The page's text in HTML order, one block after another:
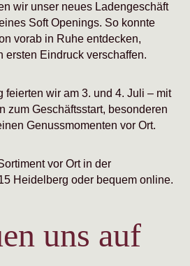
wir unser neues Ladengeschäft
Soft Openings. So konnte
vorab in Ruhe entdecken,
ersten Eindruck verschaffen.
feierten wir am 3. und 4. Juli – mit
zum Geschäftsstart, besonderen
Genussmomenten vor Ort.
vor Ort in der
Heidelberg oder bequem online.
uns auf